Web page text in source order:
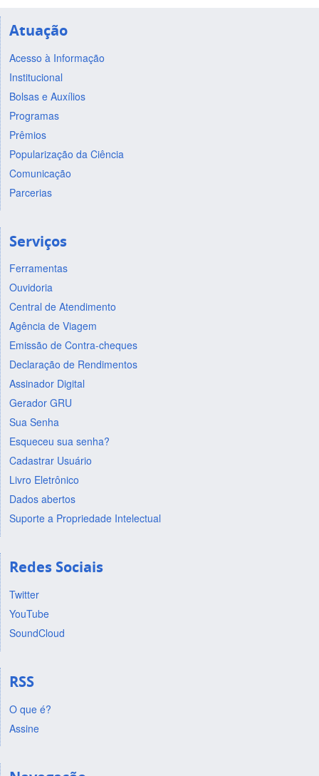
Atuação
Acesso à Informação
Institucional
Bolsas e Auxílios
Programas
Prêmios
Popularização da Ciência
Comunicação
Parcerias
Serviços
Ferramentas
Ouvidoria
Central de Atendimento
Agência de Viagem
Emissão de Contra-cheques
Declaração de Rendimentos
Assinador Digital
Gerador GRU
Sua Senha
Esqueceu sua senha?
Cadastrar Usuário
Livro Eletrônico
Dados abertos
Suporte a Propriedade Intelectual
Redes Sociais
Twitter
YouTube
SoundCloud
RSS
O que é?
Assine